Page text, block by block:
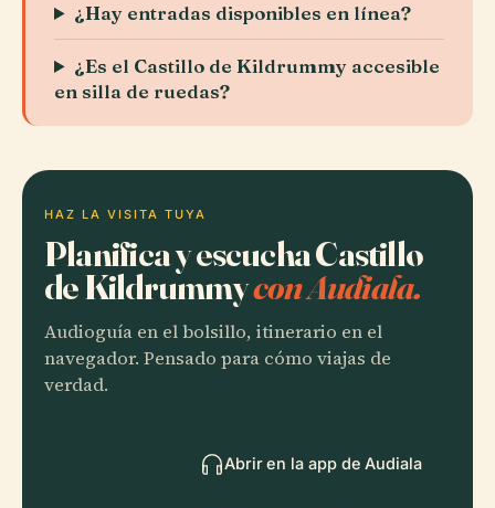
¿Hay entradas disponibles en línea?
¿Es el Castillo de Kildrummy accesible
en silla de ruedas?
HAZ LA VISITA TUYA
Planifica y escucha Castillo
de Kildrummycon Audiala.
Audioguía en el bolsillo, itinerario en el
navegador. Pensado para cómo viajas de
verdad.
Abrir en la app de Audiala